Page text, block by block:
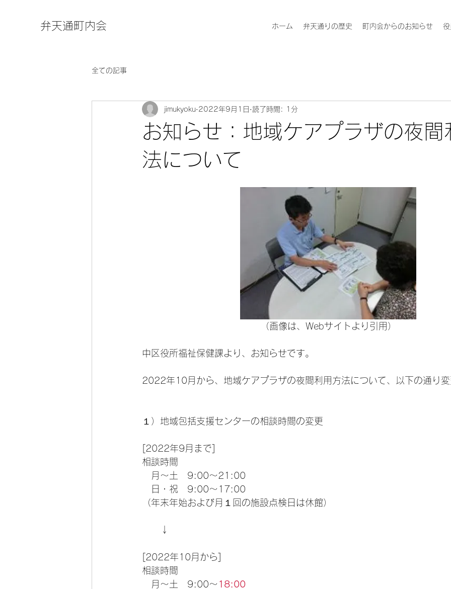
弁天通町内会 ホーム 弁天通りの歴史 町内会からのお知らせ 役
全ての記事
お知らせ：地域ケアプラザの夜間
法について
jimukyoku 2022年9月1日 読了時間: 1分
（画像は、Webサイトより引用）
中区役所福祉保健課より、お知らせです。
2022年10月から、地域ケアプラザの夜間利用方法について、以下の通り変
１）地域包括支援センターの相談時間の変更
[2022年9月まで]
相談時間
月～土　9:00～21:00
日・祝　9:00～17:00
（年末年始および月１回の施設点検日は休館）
↓
[2022年10月から]
相談時間
月～土　9:00～ 18:00